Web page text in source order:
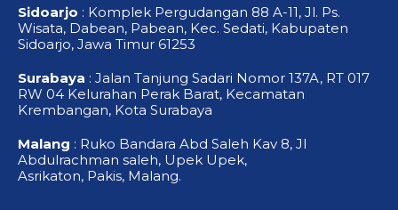
Sidoarjo : Komplek Pergudangan 88 A-11, Jl. Ps.
Wisata, Dabean, Pabean, Kec. Sedati, Kabupaten
Sidoarjo, Jawa Timur 61253
Surabaya : Jalan Tanjung Sadari Nomor 137A, RT 017
RW 04 Kelurahan Perak Barat, Kecamatan
Krembangan, Kota Surabaya
Malang : Ruko Bandara Abd Saleh Kav 8, Jl
Abdulrachman saleh, Upek Upek,
Asrikaton, Pakis, Malang.